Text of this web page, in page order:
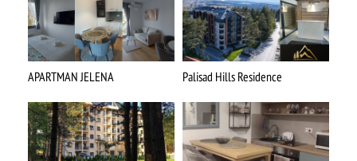
APARTMAN JELENA Palisad Hills Residence